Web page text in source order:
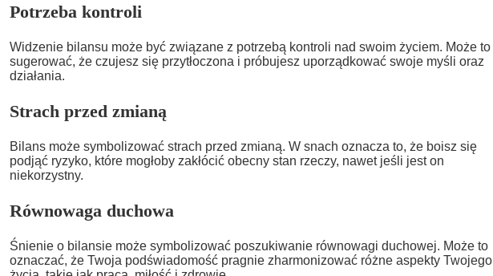
Potrzeba kontroli
Widzenie bilansu może być związane z potrzebą kontroli nad swoim życiem. Może to
sugerować, że czujesz się przytłoczona i próbujesz uporządkować swoje myśli oraz
działania.
Strach przed zmianą
Bilans może symbolizować strach przed zmianą. W snach oznacza to, że boisz się
podjąć ryzyko, które mogłoby zakłócić obecny stan rzeczy, nawet jeśli jest on
niekorzystny.
Równowaga duchowa
Śnienie o bilansie może symbolizować poszukiwanie równowagi duchowej. Może to
oznaczać, że Twoja podświadomość pragnie zharmonizować różne aspekty Twojego